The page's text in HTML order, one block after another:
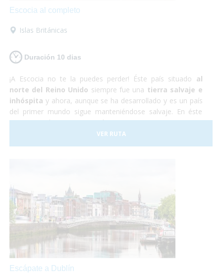
Escocia al completo
Islas Británicas
Duración 10 dias
¡A Escocia no te la puedes perder! Éste país situado al
norte del Reino Unido siempre fue una tierra salvaje e
inhóspita y ahora, aunque se ha desarrollado y es un país
del primer mundo sigue manteniéndose salvaje. En éste
viaje nos adentraremos en la autentica Escocia y no nos
perderemos nada de nada. ¡Así que vámonos ya! ¡No te lo
pienses más, te aseguramos que te encantará!Sólo
VER RUTA
Escápate a Dublín